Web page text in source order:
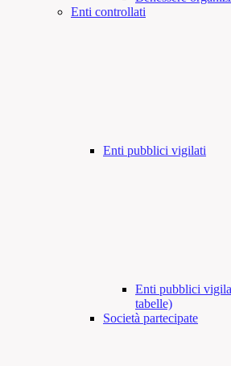
Enti controllati
Enti pubblici vigilati
Enti pubblici
tabelle)
Società partecipate